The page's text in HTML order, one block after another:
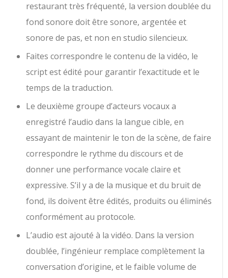
restaurant très fréquenté, la version doublée du
fond sonore doit être sonore, argentée et
sonore de pas, et non en studio silencieux.
Faites correspondre le contenu de la vidéo, le
script est édité pour garantir l’exactitude et le
temps de la traduction.
Le deuxième groupe d’acteurs vocaux a
enregistré l’audio dans la langue cible, en
essayant de maintenir le ton de la scène, de faire
correspondre le rythme du discours et de
donner une performance vocale claire et
expressive. S’il y a de la musique et du bruit de
fond, ils doivent être édités, produits ou éliminés
conformément au protocole.
L’audio est ajouté à la vidéo. Dans la version
doublée, l’ingénieur remplace complètement la
conversation d’origine, et le faible volume de